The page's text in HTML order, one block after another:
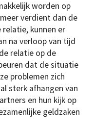
worden op
verdient dan de
relatie, kunnen er
na verloop van tijd
relatie op de
dat de situatie
problemen zich
sterk afhangen van
en hun kijk op
geldzaken